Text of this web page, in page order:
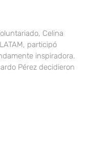
Celina
participó
inspiradora.
Pérez decidieron